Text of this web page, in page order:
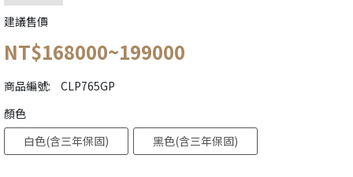
建議售價
NT$168000~199000
商品編號: CLP765GP
顏色
白色(含三年保固)
黑色(含三年保固)